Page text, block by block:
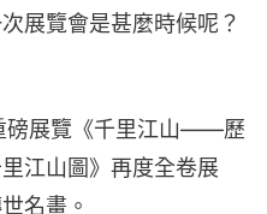
展覽會是甚麼時候呢？
磅展覽《千里江山——歷
江山圖》再度全卷展
名畫。